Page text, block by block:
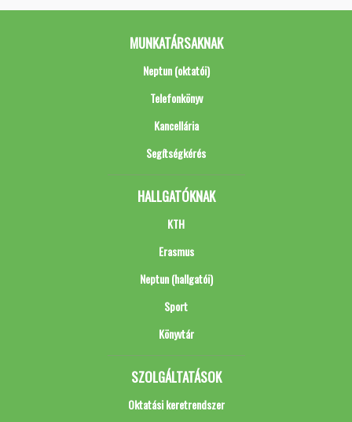
MUNKATÁRSAKNAK
Neptun (oktatói)
Telefonkönyv
Kancellária
Segítségkérés
HALLGATÓKNAK
KTH
Erasmus
Neptun (hallgatói)
Sport
Könyvtár
SZOLGÁLTATÁSOK
Oktatási keretrendszer